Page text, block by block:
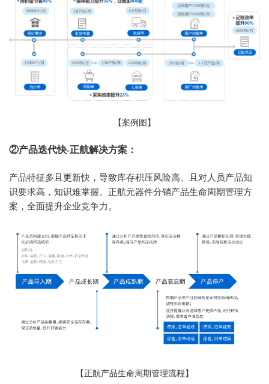
【案例图】
②产品迭代快-正航解决方案：
产品特征多且更新快，导致库存积压风险高、且对人员产品知
识要求高，知识难掌握。正航元器件分销产品生命周期管理方
案，全面提升企业竞争力。
【正航产品生命周期管理流程】